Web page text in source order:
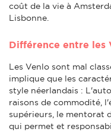
coût de la vie à
Lisbonne.
Différence entre les
Les Venlo sont mal
implique que les
style néerlandais :
raisons de commodité,
supérieurs, le mentorat
qui permet et